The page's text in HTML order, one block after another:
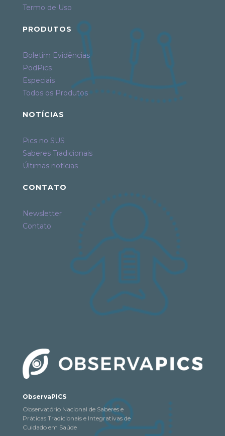
Termo de Uso
PRODUTOS
Boletim Evidências
PodPics
Especiais
Todos os Produtos
NOTÍCIAS
Pics no SUS
Saberes Tradicionais
Últimas notícias
CONTATO
Newsletter
Contato
ObservaPICS
Observatório Nacional de Saberes e
Práticas Tradicionais e Integrativas de
Cuidado em Saúde